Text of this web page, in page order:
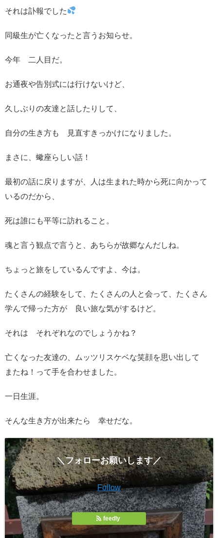
それは訃報でした
同級生が亡くなったと言うお知らせ。
今年 二人目だ。
お通夜や告別式には行けないけど、
久しぶりの友達と話したりして、
自分の生き方も 見直すきっかけになりました。
まさに、蠍座らしい話！
最初の話に戻りますが、人は生まれた時から死に向かって
いるのだから、
死は誰にも平等に訪れること。
魂と言う観点で言うと、あちらが故郷なんだしね。
ちょっと旅をしているんですよ、今は。
たくさんの経験をして、たくさんの人と会って、たくさん
学んで帰った方が 良い旅な気がするけど。
それは それぞれなのでしょうかね？
亡くなった友達の、ムッツリスケベな笑顔を思い出して
またね！って手を合わせました。
一日生涯。
そんな生き方が出来たら 幸せだな。
＼フォローお願いします／
Follow
feedly